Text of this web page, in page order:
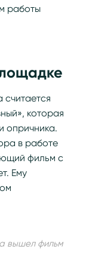
работы
которая
опричника.
в работе
фильм с
Ему
вышел фильм